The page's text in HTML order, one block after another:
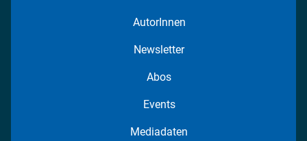
AutorInnen
Newsletter
Abos
Events
Mediadaten